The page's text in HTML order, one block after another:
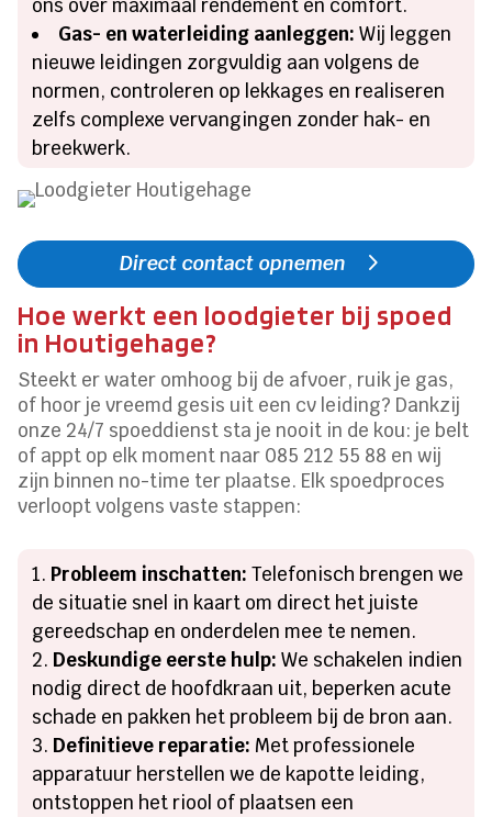
ons over maximaal rendement en comfort.
Gas- en waterleiding aanleggen: Wij leggen
nieuwe leidingen zorgvuldig aan volgens de
normen, controleren op lekkages en realiseren
zelfs complexe vervangingen zonder hak- en
breekwerk.
Direct contact opnemen
Hoe werkt een loodgieter bij spoed
in Houtigehage?
Steekt er water omhoog bij de afvoer, ruik je gas,
of hoor je vreemd gesis uit een cv leiding? Dankzij
onze 24/7 spoeddienst sta je nooit in de kou: je belt
of appt op elk moment naar 085 212 55 88 en wij
zijn binnen no-time ter plaatse. Elk spoedproces
verloopt volgens vaste stappen:
Probleem inschatten: Telefonisch brengen we
de situatie snel in kaart om direct het juiste
gereedschap en onderdelen mee te nemen.
Deskundige eerste hulp: We schakelen indien
nodig direct de hoofdkraan uit, beperken acute
schade en pakken het probleem bij de bron aan.
Definitieve reparatie: Met professionele
apparatuur herstellen we de kapotte leiding,
ontstoppen het riool of plaatsen een